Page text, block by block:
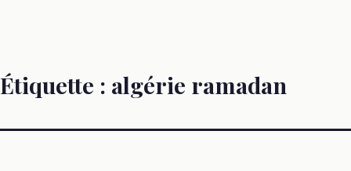
Étiquette : algérie ramadan